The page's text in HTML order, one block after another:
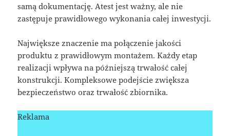
samą dokumentację. Atest jest ważny, ale nie
zastępuje prawidłowego wykonania całej inwestycji.
Największe znaczenie ma połączenie jakości
produktu z prawidłowym montażem. Każdy etap
realizacji wpływa na późniejszą trwałość całej
konstrukcji. Kompleksowe podejście zwiększa
bezpieczeństwo oraz trwałość zbiornika.
Reklama